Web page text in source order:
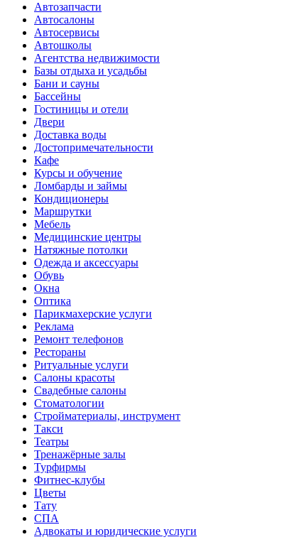
Автозапчасти
Автосалоны
Автосервисы
Автошколы
Агентства недвижимости
Базы отдыха и усадьбы
Бани и сауны
Бассейны
Гостиницы и отели
Двери
Доставка воды
Достопримечательности
Кафе
Курсы и обучение
Ломбарды и займы
Кондиционеры
Маршрутки
Мебель
Медицинские центры
Натяжные потолки
Одежда и аксессуары
Обувь
Окна
Оптика
Парикмахерские услуги
Реклама
Ремонт телефонов
Рестораны
Ритуальные услуги
Салоны красоты
Свадебные салоны
Стоматологии
Стройматериалы, инструмент
Такси
Театры
Тренажёрные залы
Турфирмы
Фитнес-клубы
Цветы
Тату
СПА
Адвокаты и юридические услуги